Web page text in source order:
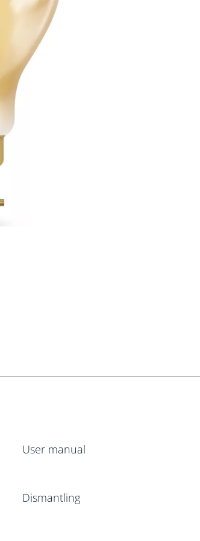
User manual
Dismantling